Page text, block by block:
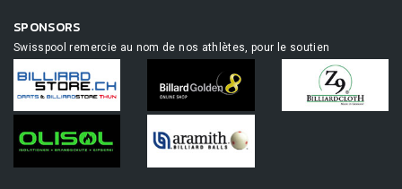
SPONSORS
Swisspool remercie au nom de nos athlètes, pour le soutien